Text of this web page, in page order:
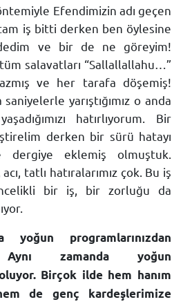
Efendimizin adı geçen
iş bitti derken ben öylesine
ve bir de ne göreyim!
salavatları “Sallallallahu…”
ve her tarafa döşemiş!
yarıştığımız o anda
hatırlıyorum. Bir
derken bir sürü hatayı
dergiye eklemiş olmuştuk.
tatlı hatıralarımız çok. Bu iş
bir iş, bir zorluğu da
yoğun programlarınızdan
Aynı zamanda yoğun
Birçok ilde hem hanım
de genç kardeşlerimize